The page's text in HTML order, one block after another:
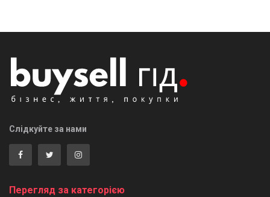
Слідкуйте за нами
Перегляд за категорією